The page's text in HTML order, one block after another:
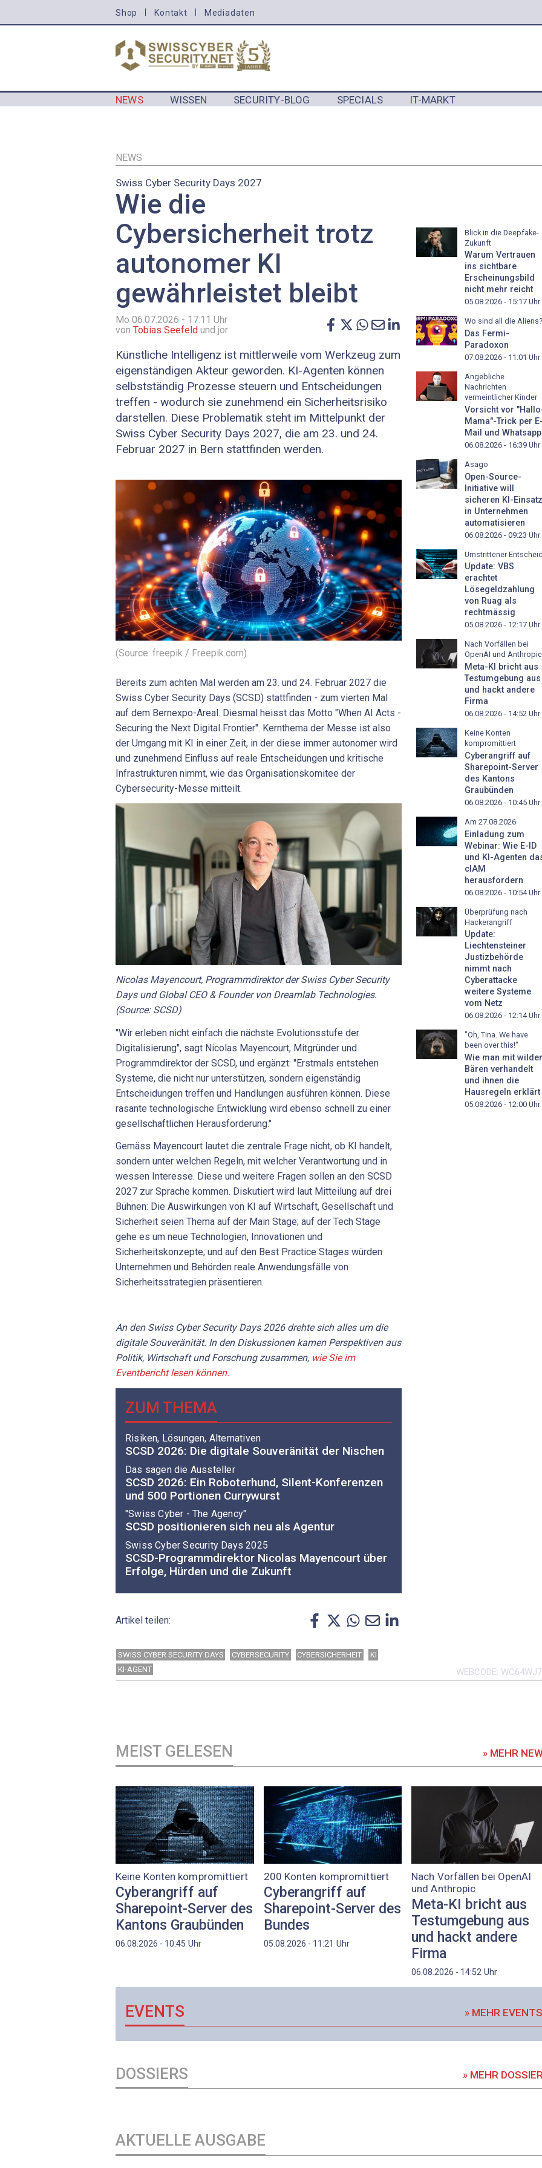
zum
MENU
Shop Kontakt Mediadaten
NEWS WISSEN SECURITY-BLOG SPECIALS IT-MARKT
NEWS
Swiss Cyber Security Days 2027
Wie die
Cybersicherheit trotz
autonomer KI
gewährleistet bleibt
Mo 06.07.2026 - 17:11 Uhr
von Tobias Seefeld und jor
Künstliche Intelligenz ist mittlerweile vom Werkzeug zum
eigenständigen Akteur geworden. KI-Agenten können
selbstständig Prozesse steuern und Entscheidungen
treffen - wodurch sie zunehmend ein Sicherheitsrisiko
darstellen. Diese Problematik steht im Mittelpunkt der
Swiss Cyber Security Days 2027, die am 23. und 24.
Februar 2027 in Bern stattfinden werden.
(Source: freepik / Freepik.com)
Bereits zum achten Mal werden am 23. und 24. Februar 2027 die
Swiss Cyber Security Days (SCSD) stattfinden - zum vierten Mal
auf dem Bernexpo-Areal. Diesmal heisst das Motto "When AI Acts -
Securing the Next Digital Frontier". Kernthema der Messe ist also
der Umgang mit KI in einer Zeit, in der diese immer autonomer wird
und zunehmend Einfluss auf reale Entscheidungen und kritische
Infrastrukturen nimmt, wie das Organisationskomitee der
Cybersecurity-Messe mitteilt.
Nicolas Mayencourt, Programmdirektor der Swiss Cyber Security
Days und Global CEO & Founder von Dreamlab Technologies.
(Source: SCSD)
"Wir erleben nicht einfach die nächste Evolutionsstufe der
Digitalisierung", sagt Nicolas Mayencourt, Mitgründer und
Programmdirektor der SCSD, und ergänzt: "Erstmals entstehen
Systeme, die nicht nur unterstützen, sondern eigenständig
Entscheidungen treffen und Handlungen ausführen können. Diese
rasante technologische Entwicklung wird ebenso schnell zu einer
gesellschaftlichen Herausforderung."
Gemäss Mayencourt lautet die zentrale Frage nicht, ob KI handelt,
sondern unter welchen Regeln, mit welcher Verantwortung und in
wessen Interesse. Diese und weitere Fragen sollen an den SCSD
2027 zur Sprache kommen. Diskutiert wird laut Mitteilung auf drei
Bühnen: Die Auswirkungen von KI auf Wirtschaft, Gesellschaft und
Sicherheit seien Thema auf der Main Stage; auf der Tech Stage
gehe es um neue Technologien, Innovationen und
Sicherheitskonzepte; und auf den Best Practice Stages würden
Unternehmen und Behörden reale Anwendungsfälle von
Sicherheitsstrategien präsentieren.
An den Swiss Cyber Security Days 2026 drehte sich alles um die
digitale Souveränität. In den Diskussionen kamen Perspektiven aus
Politik, Wirtschaft und Forschung zusammen, wie Sie im
Eventbericht lesen können.
ZUM THEMA
Risiken, Lösungen, Alternativen
SCSD 2026: Die digitale Souveränität der Nischen
Das sagen die Aussteller
SCSD 2026: Ein Roboterhund, Silent-Konferenzen
und 500 Portionen Currywurst
"Swiss Cyber - The Agency"
SCSD positionieren sich neu als Agentur
Swiss Cyber Security Days 2025
SCSD-Programmdirektor Nicolas Mayencourt über
Erfolge, Hürden und die Zukunft
Artikel teilen:
Blick in die Deepfake-
Zukunft
Warum Vertrauen
ins sichtbare
Erscheinungsbild
nicht mehr reicht
05.08.2026 - 15:17 Uhr
Wo sind all die Aliens?
Das Fermi-
Paradoxon
07.08.2026 - 11:01 Uhr
Angebliche
Nachrichten
vermeintlicher Kinder
Vorsicht vor
Mama"-Trick per
Mail und Whatsapp
06.08.2026 - 16:39 Uhr
Asago
Open-Source-
Initiative will
sicheren KI-Einsatz
in Unternehmen
automatisieren
06.08.2026 - 09:23 Uhr
Umstrittener
Update: VBS
erachtet
Lösegeldzahlung
von Ruag als
rechtmässig
05.08.2026 - 12:17 Uhr
Nach Vorfällen bei
OpenAI und Anthropic
Meta-KI bricht aus
Testumgebung aus
und hackt andere
Firma
06.08.2026 - 14:52 Uhr
Keine Konten
kompromittiert
Cyberangriff auf
Sharepoint-Server
des Kantons
Graubünden
06.08.2026 - 10:45 Uhr
Am 27.08.2026
Einladung zum
Webinar: Wie E-ID
und KI-Agenten
cIAM
herausfordern
06.08.2026 - 10:54Uhr
Überprüfung nach
Hackerangriff
Update:
Liechtensteiner
Justizbehörde
nimmt nach
Cyberattacke
weitere Systeme
vom Netz
06.08.2026 - 12:14Uhr
"Oh, Tina. We have
been over this!"
Wie man mit
Bären verhandelt
und ihnen die
Hausregeln erklärt
05.08.2026 - 12:00 Uhr
SWISS CYBER SECURITY DAYS CYBERSECURITY CYBERSICHERHEIT
KI
KI-AGENT
WEBCODE
MEIST GELESEN » MEHR
Keine Konten kompromittiert
Cyberangriff auf
Sharepoint-Server des
Kantons Graubünden
06.08.2026 - 10:45 Uhr
200 Konten kompromittiert
Cyberangriff auf
Sharepoint-Server des
Bundes
05.08.2026 - 11:21 Uhr
Nach Vorfällen bei OpenAI
und Anthropic
Meta-KI bricht aus
Testumgebung aus
und hackt andere
Firma
06.08.2026 - 14:52 Uhr
EVENTS » MEHR
DOSSIERS » MEHR
AKTUELLE AUSGABE